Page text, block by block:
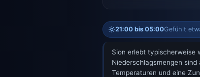
21:00 bis 05:00Gefühlt
Sion erlebt typischerweise
Niederschlagsmengen
Temperaturen und eine